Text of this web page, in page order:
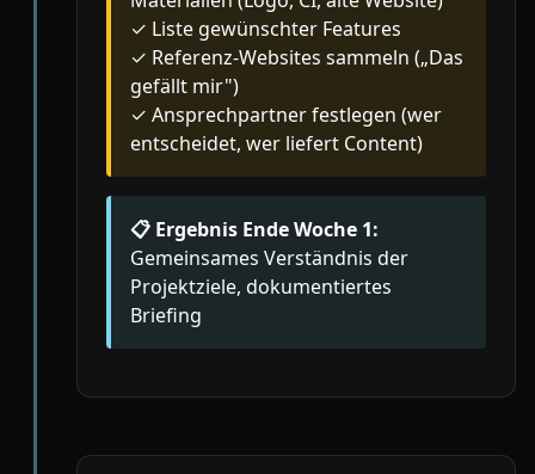
✓ Liste gewünschter Features
✓ Referenz-Websites sammeln („Das
gefällt mir")
✓ Ansprechpartner festlegen (wer
entscheidet, wer liefert Content)
📋 Ergebnis Ende Woche 1:
Gemeinsames Verständnis der
Projektziele, dokumentiertes
Briefing